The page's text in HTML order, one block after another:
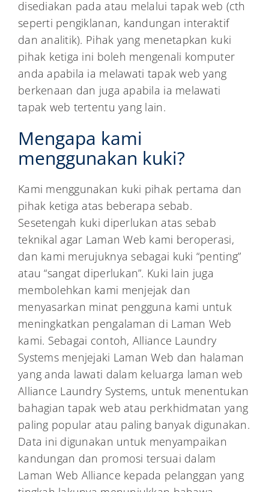
disediakan pada atau melalui tapak web (cth
seperti pengiklanan, kandungan interaktif
dan analitik). Pihak yang menetapkan kuki
pihak ketiga ini boleh mengenali komputer
anda apabila ia melawati tapak web yang
berkenaan dan juga apabila ia melawati
tapak web tertentu yang lain.
Mengapa kami
menggunakan kuki?
Kami menggunakan kuki pihak pertama dan
pihak ketiga atas beberapa sebab.
Sesetengah kuki diperlukan atas sebab
teknikal agar Laman Web kami beroperasi,
dan kami merujuknya sebagai kuki “penting”
atau “sangat diperlukan”. Kuki lain juga
membolehkan kami menjejak dan
menyasarkan minat pengguna kami untuk
meningkatkan pengalaman di Laman Web
kami. Sebagai contoh, Alliance Laundry
Systems menjejaki Laman Web dan halaman
yang anda lawati dalam keluarga laman web
Alliance Laundry Systems, untuk menentukan
bahagian tapak web atau perkhidmatan yang
paling popular atau paling banyak digunakan.
Data ini digunakan untuk menyampaikan
kandungan dan promosi tersuai dalam
Laman Web Alliance kepada pelanggan yang